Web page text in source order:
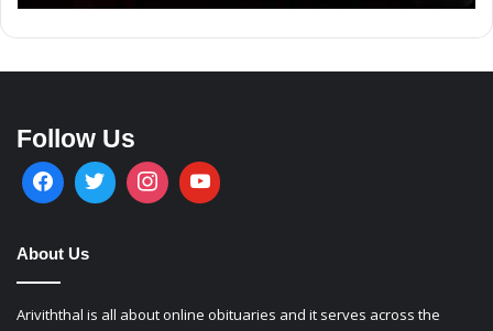
Follow Us
About Us
Ariviththal is all about online obituaries and it serves across the